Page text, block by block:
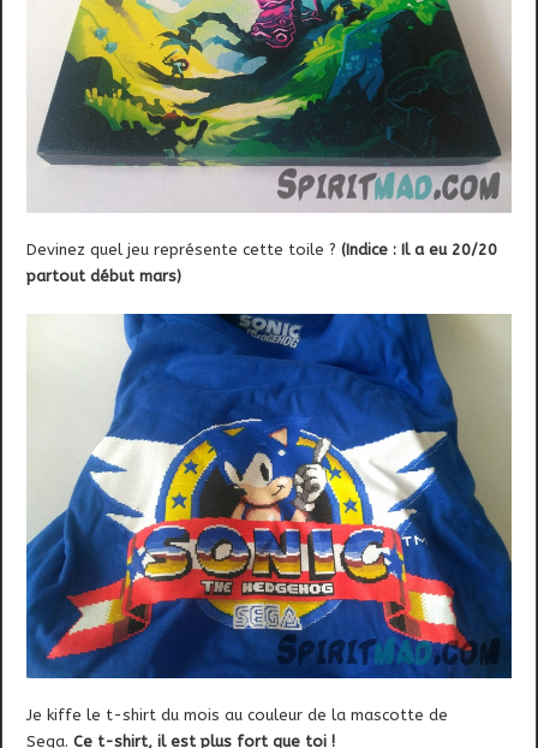
Devinez quel jeu représente cette toile ?(Indice : Il a eu 20/20
partout début mars)
Je kiffe le t-shirt du mois au couleur de la mascotte de
Sega. Ce t-shirt, il est plus fort que toi !